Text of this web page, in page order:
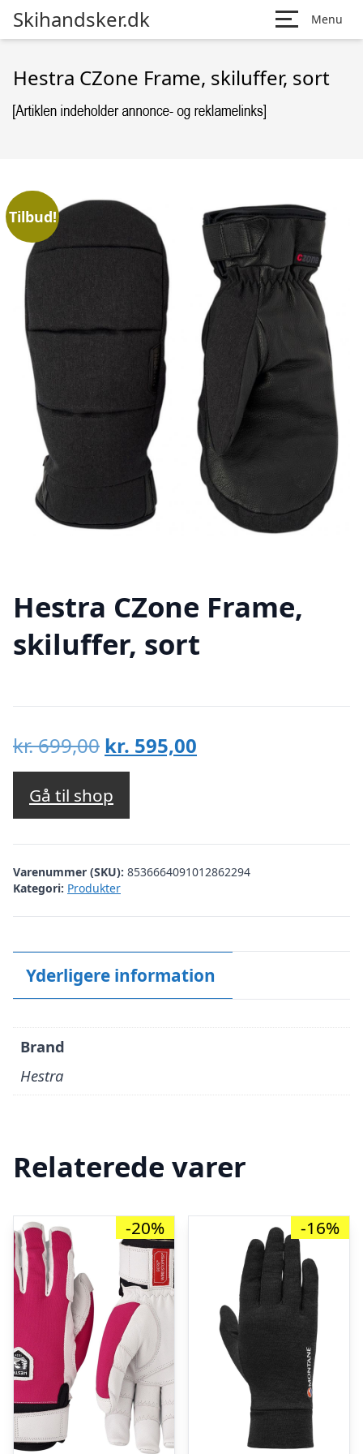
Skihandsker.dk Menu
Hestra CZone Frame, skiluffer, sort
Tilbud!
Hestra CZone Frame,
skiluffer, sort
kr.699,00 Den
oprindelige
pris
var:
kr. 699,00.
kr. 595,00
kr. 595,00.
Gå til shop
Varenummer (SKU): 8536664091012862294
Kategori: Produkter
Yderligere information
Brand
Hestra
Relaterede varer
-20% -16%